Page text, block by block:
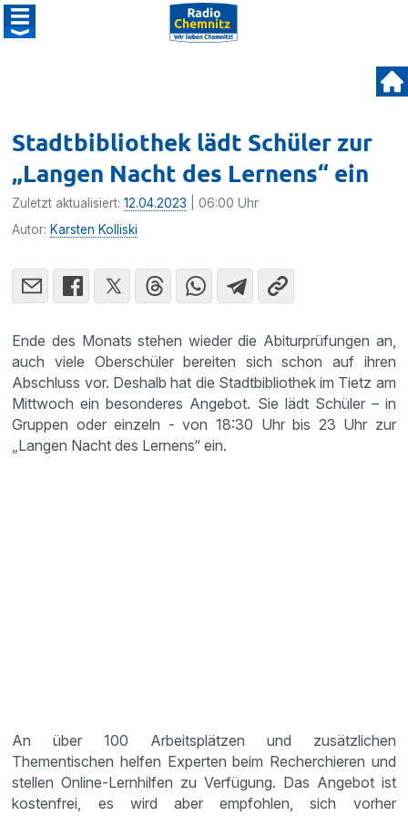
Stadtbibliothek lädt Schüler zur
„Langen Nacht des Lernens“ ein
Zuletzt aktualisiert:12.04.2023 | 06:00 Uhr
Autor: Karsten Kolliski
Ende des Monats stehen wieder die Abiturprüfungen an,
auch viele Oberschüler bereiten sich schon auf ihren
Abschluss vor. Deshalb hat die Stadtbibliothek im Tietz am
Mittwoch ein besonderes Angebot. Sie lädt Schüler – in
Gruppen oder einzeln - von 18:30 Uhr bis 23 Uhr zur
„Langen Nacht des Lernens“ ein.
An über 100 Arbeitsplätzen und zusätzlichen
Thementischen helfen Experten beim Recherchieren und
stellen Online-Lernhilfen zu Verfügung. Das Angebot ist
kostenfrei, es wird aber empfohlen, sich vorher